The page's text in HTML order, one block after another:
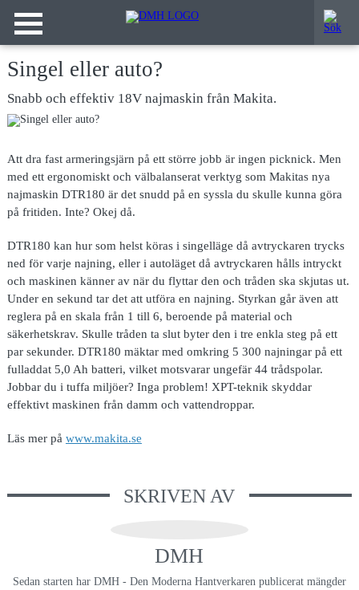
Singel eller auto?
Snabb och effektiv 18V najmaskin från Makita.
Att dra fast armeringsjärn på ett större jobb är ingen picknick. Men
med ett ergonomiskt och välbalanserat verktyg som Makitas nya
najmaskin DTR180 är det snudd på en syssla du skulle kunna göra
på fritiden. Inte? Okej då.
DTR180 kan hur som helst köras i singelläge då avtryckaren trycks
ned för varje najning, eller i autoläget då avtryckaren hålls intryckt
och maskinen känner av när du flyttar den och tråden ska skjutas ut.
Under en sekund tar det att utföra en najning. Styrkan går även att
reglera på en skala från 1 till 6, beroende på material och
säkerhetskrav. Skulle tråden ta slut byter den i tre enkla steg på ett
par sekunder. DTR180 mäktar med omkring 5 300 najningar på ett
fulladdat 5,0 Ah batteri, vilket motsvarar ungefär 44 trådspolar.
Jobbar du i tuffa miljöer? Inga problem! XPT-teknik skyddar
effektivt maskinen från damm och vattendroppar.
Läs mer på www.makita.se
SKRIVEN AV
DMH
Sedan starten har DMH - Den Moderna Hantverkaren publicerat mängder